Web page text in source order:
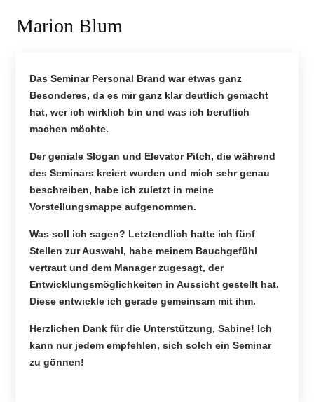
Marion Blum
Das Seminar Personal Brand war etwas ganz
Besonderes, da es mir ganz klar deutlich gemacht
hat, wer ich wirklich bin und was ich beruflich
machen möchte.
Der geniale Slogan und Elevator Pitch, die während
des Seminars kreiert wurden und mich sehr genau
beschreiben, habe ich zuletzt in meine
Vorstellungsmappe aufgenommen.
Was soll ich sagen? Letztendlich hatte ich fünf
Stellen zur Auswahl, habe meinem Bauchgefühl
vertraut und dem Manager zugesagt, der
Entwicklungsmöglichkeiten in Aussicht gestellt hat.
Diese entwickle ich gerade gemeinsam mit ihm.
Herzlichen Dank für die Unterstützung, Sabine! Ich
kann nur jedem empfehlen, sich solch ein Seminar
zu gönnen!